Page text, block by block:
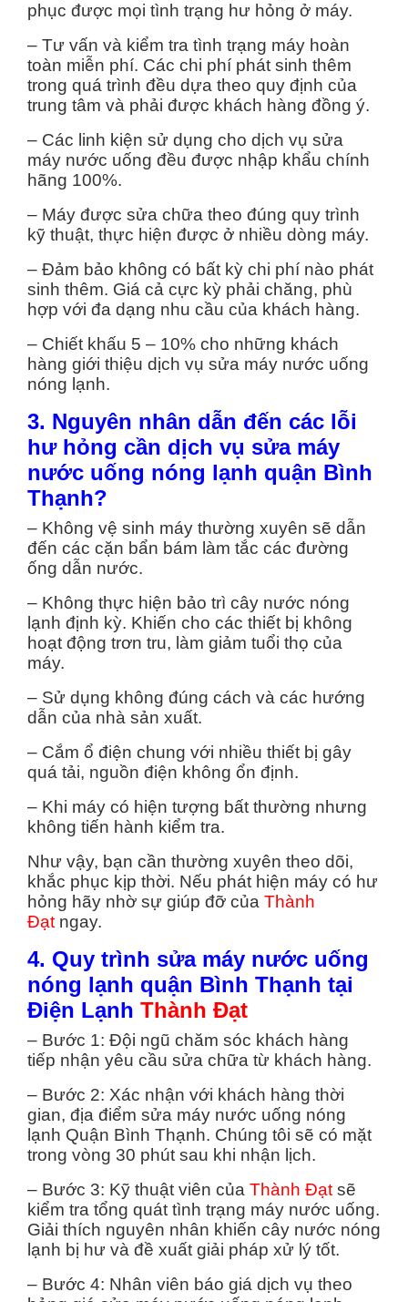
phục được mọi tình trạng hư hỏng ở máy.
– Tư vấn và kiểm tra tình trạng máy hoàn
toàn miễn phí. Các chi phí phát sinh thêm
trong quá trình đều dựa theo quy định của
trung tâm và phải được khách hàng đồng ý.
– Các linh kiện sử dụng cho dịch vụ sửa
máy nước uống đều được nhập khẩu chính
hãng 100%.
– Máy được sửa chữa theo đúng quy trình
kỹ thuật, thực hiện được ở nhiều dòng máy.
– Đảm bảo không có bất kỳ chi phí nào phát
sinh thêm. Giá cả cực kỳ phải chăng, phù
hợp với đa dạng nhu cầu của khách hàng.
– Chiết khấu 5 – 10% cho những khách
hàng giới thiệu dịch vụ sửa máy nước uống
nóng lạnh.
3. Nguyên nhân dẫn đến các lỗi
hư hỏng cần dịch vụ sửa máy
nước uống nóng lạnh quận Bình
Thạnh?
– Không vệ sinh máy thường xuyên sẽ dẫn
đến các cặn bẩn bám làm tắc các đường
ống dẫn nước.
– Không thực hiện bảo trì cây nước nóng
lạnh định kỳ. Khiến cho các thiết bị không
hoạt động trơn tru, làm giảm tuổi thọ của
máy.
– Sử dụng không đúng cách và các hướng
dẫn của nhà sản xuất.
– Cắm ổ điện chung với nhiều thiết bị gây
quá tải, nguồn điện không ổn định.
– Khi máy có hiện tượng bất thường nhưng
không tiến hành kiểm tra.
Như vậy, bạn cần thường xuyên theo dõi,
khắc phục kịp thời. Nếu phát hiện máy có hư
hỏng hãy nhờ sự giúp đỡ của Thành
Đạt ngay.
4. Quy trình sửa máy nước uống
nóng lạnh quận Bình Thạnh tại
Điện Lạnh Thành Đạt
– Bước 1: Đội ngũ chăm sóc khách hàng
tiếp nhận yêu cầu sửa chữa từ khách hàng.
– Bước 2: Xác nhận với khách hàng thời
gian, địa điểm sửa máy nước uống nóng
lạnh Quận Bình Thạnh. Chúng tôi sẽ có mặt
trong vòng 30 phút sau khi nhận lịch.
– Bước 3: Kỹ thuật viên của Thành Đạt sẽ
kiểm tra tổng quát tình trạng máy nước uống.
Giải thích nguyên nhân khiến cây nước nóng
lạnh bị hư và đề xuất giải pháp xử lý tốt.
– Bước 4: Nhân viên báo giá dịch vụ theo